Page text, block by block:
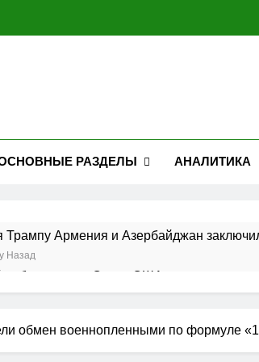
РАЗДЕЛЫ АНАЛИТИКА
Трампу Армения и Азербайджан
Назад
поблагодарил Сенат США за принятие
два указа об ограничении
обмен военнопленными по формуле